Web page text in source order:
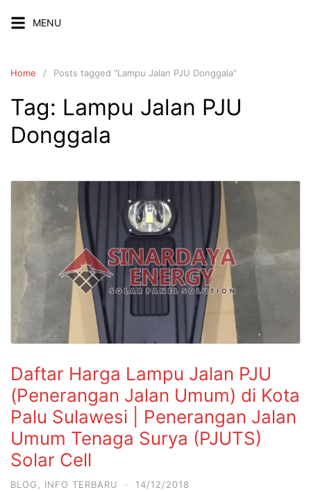
MENU
Home Posts tagged “Lampu Jalan PJU Donggala”
Tag: Lampu Jalan PJU
Donggala
Daftar Harga Lampu Jalan PJU
(Penerangan Jalan Umum) di Kota
Palu Sulawesi | Penerangan Jalan
Umum Tenaga Surya (PJUTS)
Solar Cell
BLOG INFO TERBARU · 14/12/2018